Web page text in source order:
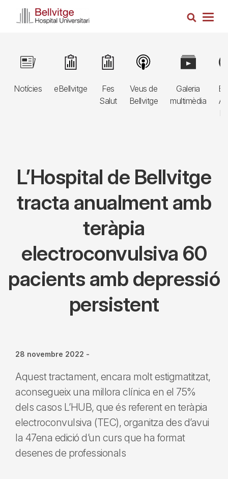
Cerca
Navegació
principal
3r
Notícies
Image
eBellvitge
Image
Fes
Salut
Image
Veus de
Bellvitge
Image
Galeria
multimèdia
Image
L’Hospital de Bellvitge
tracta anualment amb
teràpia
electroconvulsiva 60
pacients amb depressió
persistent
28 novembre 2022 -
Aquest tractament, encara molt estigmatitzat,
aconsegueix una millora clínica en el 75%
dels casos L’HUB, que és referent en teràpia
electroconvulsiva (TEC), organitza des d’avui
la 47ena edició d’un curs que ha format
desenes de professionals